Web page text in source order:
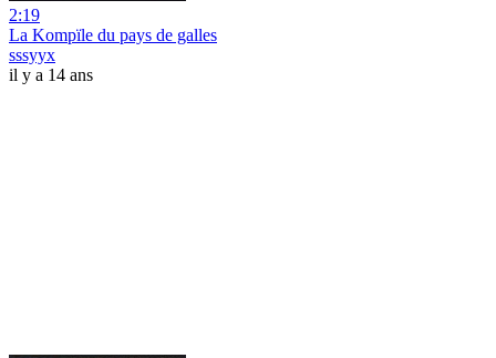
2:19
La Kompïle du pays de galles
sssyyx
il y a 14 ans